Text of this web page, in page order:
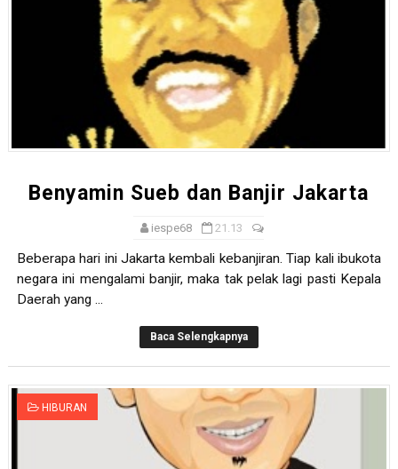
Benyamin Sueb dan Banjir Jakarta
iespe68 21.13
Beberapa hari ini Jakarta kembali kebanjiran. Tiap kali ibukota
negara ini mengalami banjir, maka tak pelak lagi pasti Kepala
Daerah yang ...
Baca Selengkapnya
HIBURAN